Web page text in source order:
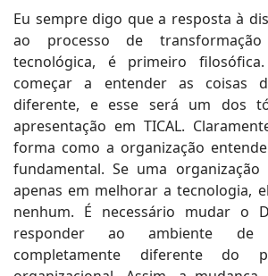
Eu sempre digo que a resposta à
ao processo de
tecnológica, é primeiro
começar a entender as coisas
diferente, e esse será um dos
apresentação em TICAL.
forma como a organização
fundamental. Se uma organização
apenas em melhorar a tecnologia,
nenhum. É necessário mudar o
responder ao ambiente de
completamente diferente do